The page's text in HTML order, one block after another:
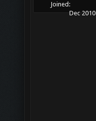
Joined:
Dec 2010